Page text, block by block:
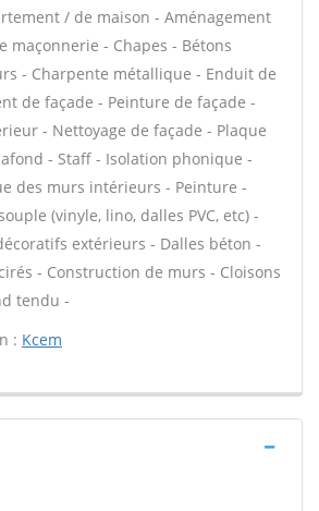
/ de maison - Aménagement
maçonnerie - Chapes - Bétons
- Charpente métallique - Enduit de
de façade - Peinture de façade -
- Nettoyage de façade - Plaque
- Staff - Isolation phonique -
des murs intérieurs - Peinture -
(vinyle, lino, dalles PVC, etc) -
extérieurs - Dalles béton -
- Construction de murs - Cloisons
tendu -
: Kcem